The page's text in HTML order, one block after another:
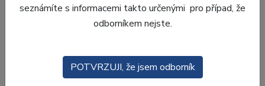
Ordinace
seznámíte s informacemi takto určenými pro případ, že
odborníkem nejste.
POTVRZUJI, že jsem odborník